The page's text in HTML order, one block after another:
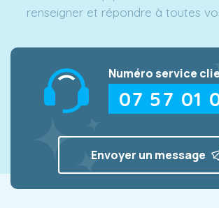
renseigner et répondre à toutes
Numéro service
07 57 01
Envoyer un message